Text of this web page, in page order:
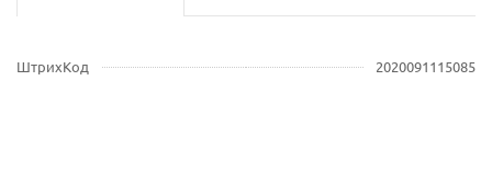
ШтрихКод 2020091115085